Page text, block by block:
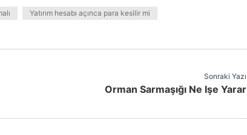
Yatırım hesabı açınca para kesilir mi
Sonraki Yazı
Orman Sarmaşığı Ne Işe Yarar